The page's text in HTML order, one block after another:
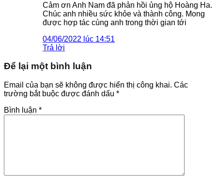
Cảm ơn Anh Nam đã phản hồi ủng hộ Hoàng Ha.
Chúc anh nhiều sức khỏe và thành công. Mong
được hợp tác cùng anh trong thời gian tới
04/06/2022 lúc 14:51
Trả lời
Để lại một bình luận
Email của bạn sẽ không được hiển thị công khai. Các
trường bắt buộc được đánh dấu *
Bình luận *